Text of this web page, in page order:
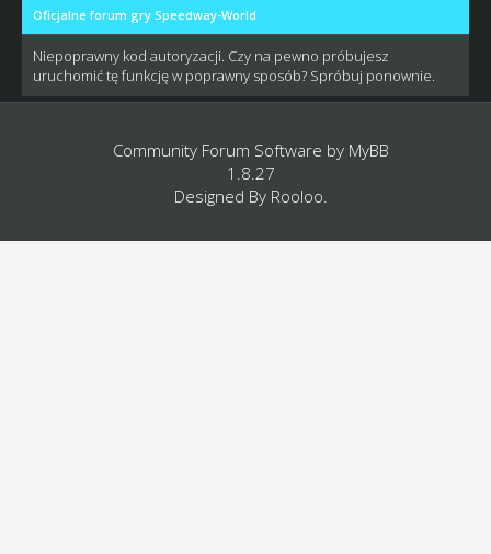
Oficjalne forum gry Speedway-World
Niepoprawny kod autoryzacji. Czy na pewno próbujesz
uruchomić tę funkcję w poprawny sposób? Spróbuj ponownie.
Community Forum Software by MyBB
1.8.27
Designed By Rooloo.